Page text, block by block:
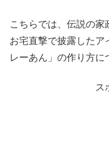
こちらでは、伝説の
お宅直撃で披露したア
レーあん」の作り方に
ス